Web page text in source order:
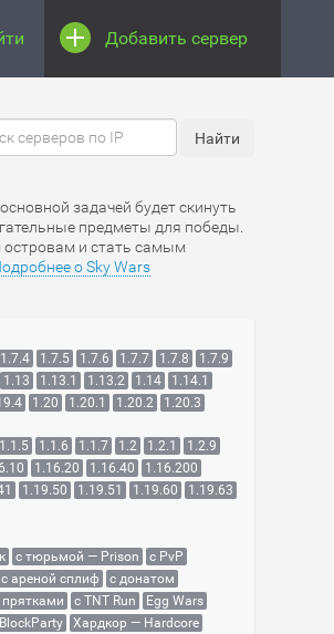
Добавить сервер
задачей будет скинуть
предметы для победы.
островам и стать самым
о Sky Wars
1.7.4 1.7.5 1.7.6 1.7.7 1.7.8
1.7.9
1.13 1.13.1 1.13.2 1.14
1.14.1
1.20 1.20.1 1.20.2
1.20.3
1.1.5 1.1.6 1.1.7 1.2 1.2.1
1.2.9
1.16.20 1.16.40
1.16.200
1.19.50 1.19.51 1.19.60
1.19.63
с тюрьмой — Prison
с PvP
с ареной сплиф
с донатом
прятками с TNT Run
Egg Wars
BlockParty
Хардкор — Hardcore